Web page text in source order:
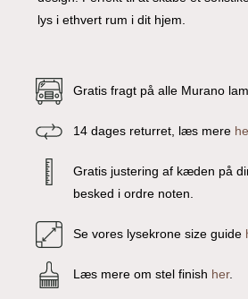
lys i ethvert rum i dit hjem.
Gratis fragt på alle Murano
14 dages returret, læs mere
Gratis justering af kæden på
besked i ordre noten.
Se vores lysekrone size guide
Læs mere om stel finish her.